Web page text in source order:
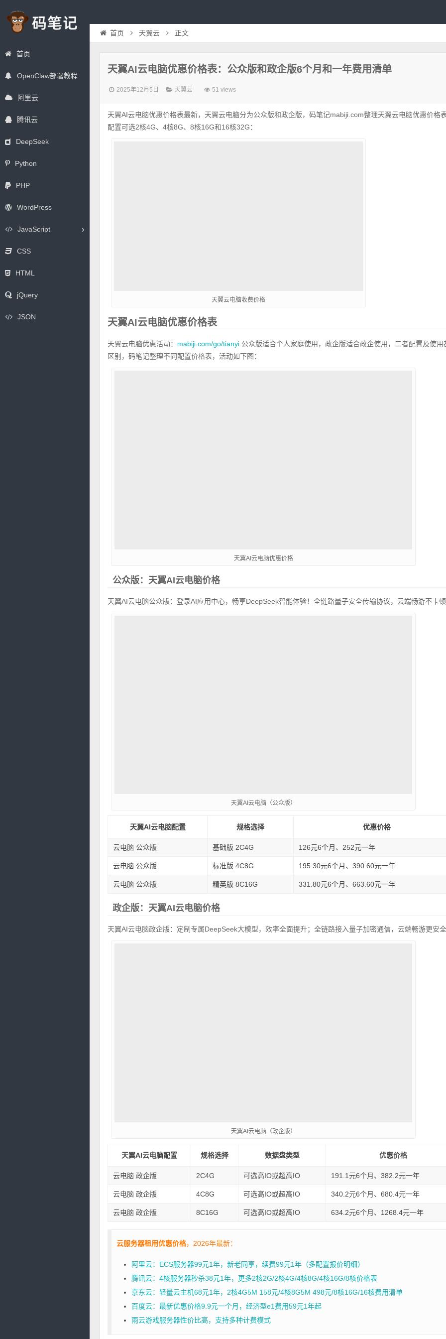
首页
OpenClaw部署教程
阿里云
腾讯云
DeepSeek
Python
PHP
WordPress
JavaScript
CSS
HTML
jQuery
JSON
首页 天翼云 正文
天翼AI云电脑优惠价格表：公众版和政企版6个月和一年费用清单
2025年12月5日 天翼云 51 views
天翼AI云电脑优惠价格表最新，天翼云电脑分为公众版和政企版，码笔记mabiji.com整理天翼云电脑优惠价格
配置可选2核4G、4核8G、8核16G和16核32G：
天翼云电脑收费价格
天翼AI云电脑优惠价格表
天翼云电脑优惠活动： mabiji.com/go/tianyi 公众版适合个人家庭使用，政企版适合政企使用，二者配置及使用
区别，码笔记整理不同配置价格表，活动如下图：
天翼AI云电脑优惠价格
公众版：天翼AI云电脑价格
天翼AI云电脑公众版：登录AI应用中心，畅享DeepSeek智能体验！全链路量子安全传输协议，云端畅游不卡
天翼AI云电脑（公众版）
天翼AI云电脑配置 规格选择 优惠价格
云电脑 公众版 基础版 2C4G 126元6个月、252元一年
云电脑 公众版 标准版 4C8G 195.30元6个月、390.60元一年
云电脑 公众版 精英版 8C16G 331.80元6个月、663.60元一年
政企版：天翼AI云电脑价格
天翼AI云电脑政企版：定制专属DeepSeek大模型，效率全面提升；全链路接入量子加密通信，云端畅游更安
天翼AI云电脑（政企版）
天翼AI云电脑配置 规格选择 数据盘类型 优惠价格
云电脑 政企版 2C4G 可选高IO或超高IO 191.1元6个月、382.2元一年
云电脑 政企版 4C8G 可选高IO或超高IO 340.2元6个月、680.4元一年
云电脑 政企版 8C16G 可选高IO或超高IO 634.2元6个月、1268.4元一年
云服务器租用优惠价格，2026年最新：
阿里云：ECS服务器99元1年，新老同享，续费99元1年（多配置报价明细）
腾讯云：4核服务器秒杀38元1年，更多2核2G/2核4G/4核8G/4核16G/8核价格表
京东云：轻量云主机68元1年，2核4G5M 158元/4核8G5M 498元/8核16G/16核费用清单
百度云：最新优惠价格9.9元一个月，经济型e1费用59元1年起
雨云游戏服务器性价比高，支持多种计费模式